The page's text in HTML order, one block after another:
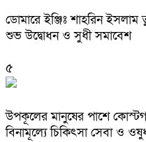
ডোমারে ইঞ্জিঃ শাহরিন
শুভ উদ্বোধন ও সুধী সমাবেশ
৫
উপকূলের মানুষের পাশে
বিনামূল্যে চিকিৎসা সেবা ও